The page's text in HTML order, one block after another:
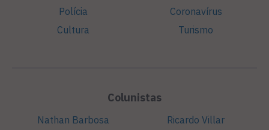
Polícia
Cultura
Coronavírus
Turismo
Colunistas
Nathan Barbosa
Ricardo Villar